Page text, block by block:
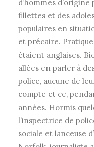
d’hommes
fillettes et des
populaires en
et précaire.
étaient anglaises.
allées en parler à
police, aucune de
compte et ce,
années. Hormis
l’inspectrice de
sociale et lanceuse